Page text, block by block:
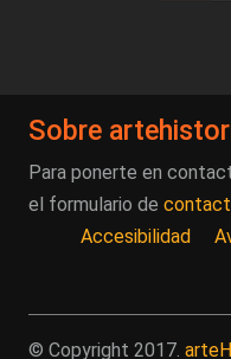
Sobre
Para ponerte en
el formulario de
Accesibilidad
© Copyright 2017.